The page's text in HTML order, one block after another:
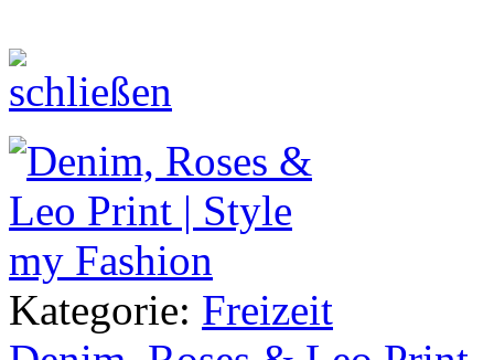
Kategorie: Freizeit